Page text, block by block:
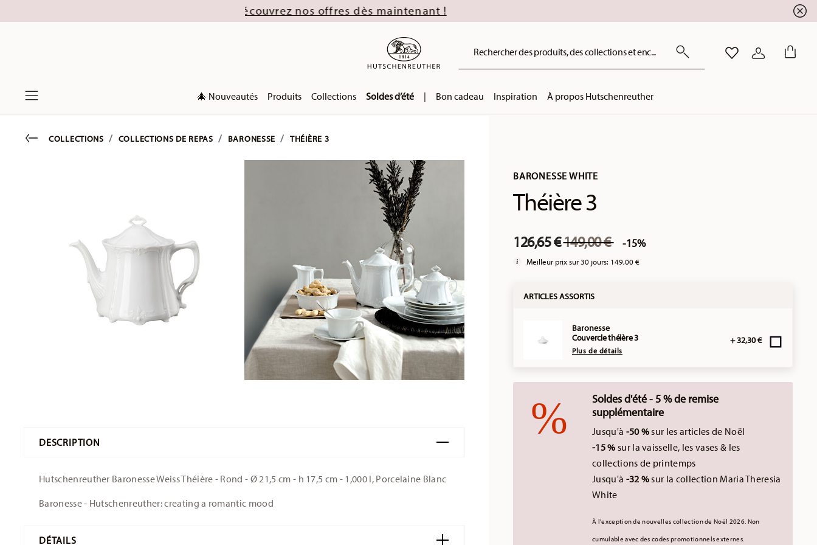
de Noël 2026). Découvrez nos offres dès maintenant !
Rechercher des produits, des collections et enc... LISTE DE SOUHAITS
CONNEXION
🎄 Nouveautés Produits Collections Soldes d’été | Bon cadeau Inspiration À propos Hutschenreuther
BARONESSE WHITE
Théière 3
126,65 €Price reduced from
149,00 €to-15%
Meilleur prix sur 30 jours: 149,00 €
ARTICLES ASSORTIS
Baronesse
Couvercle théière 3
Plus de détails
+ 32,30 €
Soldes d'été - 5 % de remise
supplémentaire
Jusqu'à -50 %sur les articles de Noël
-15 % sur la vaisselle, les vases & les
collections de printemps
Jusqu'à -32 %sur la collection Maria Theresia
White
À l'exception de nouvelles collection de Noël 2026. Non
cumulable avec des codes promotionnels externes.
Go backCOLLECTIONS COLLECTIONS DE REPAS BARONESSE THÉIÈRE 3
DESCRIPTION
Hutschenreuther Baronesse Weiss Théière - Rond - Ø 21,5 cm - h 17,5 cm - 1,000 l, Porcelaine Blanc
Baronesse - Hutschenreuther: creating a romantic mood
DÉTAILS